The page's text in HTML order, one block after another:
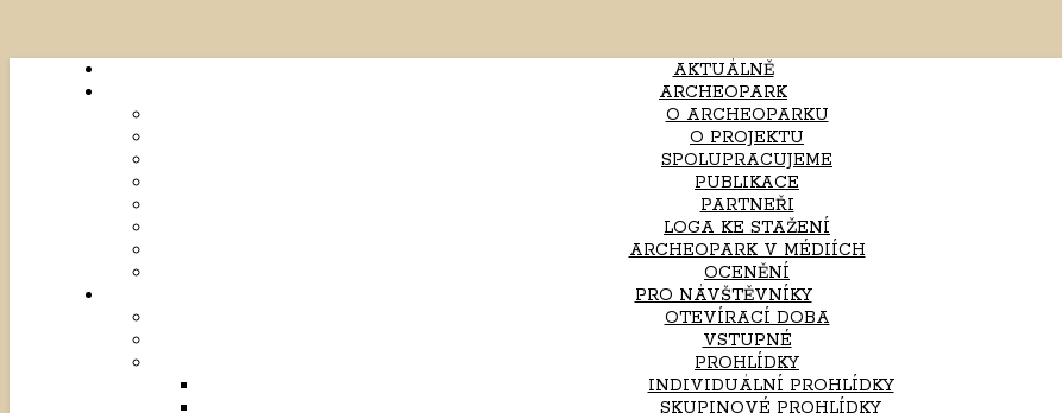
AKTUÁLNĚ
ARCHEOPARK
O ARCHEOPARKU
O PROJEKTU
SPOLUPRACUJEME
PUBLIKACE
PARTNEŘI
LOGA KE STAŽENÍ
ARCHEOPARK V MÉDIÍCH
OCENĚNÍ
PRO NÁVŠTĚVNÍKY
OTEVÍRACÍ DOBA
VSTUPNÉ
PROHLÍDKY
INDIVIDUÁLNÍ PROHLÍDKY
SKUPINOVÉ PROHLÍDKY